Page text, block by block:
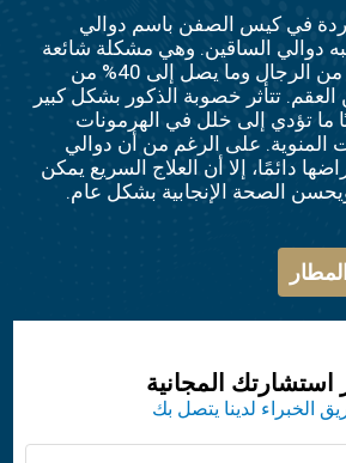
في كيس الصفن باسم دوالي
دوالي الساقين. وهي مشكلة شائعة
تؤثر على حوالي 15% من الرجال وما يصل إلى 40% من
العقم. تتأثر خصوبة الذكور بشكل كبير
ما تؤدي إلى خلل في الهرمونات
المنوية. على الرغم من أن دوالي
دائمًا، إلا أن العلاج السريع يمكن
الصحة الإنجابية بشكل عام.
استشارتك المجانية
الخبراء لدينا يتصل بك